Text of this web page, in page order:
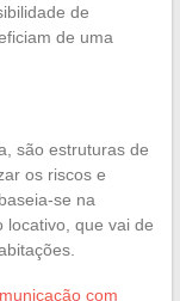
de
de uma
são estruturas de
os riscos e
se na
locativo, que vai de
com